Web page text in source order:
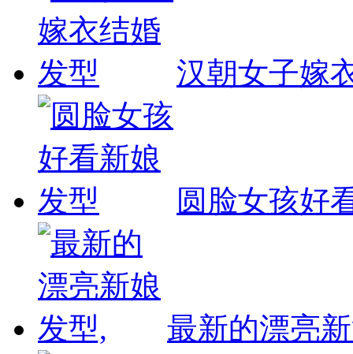
汉朝女子嫁
圆脸女孩好
最新的漂亮